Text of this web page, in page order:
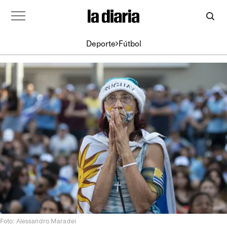
Deporte Fútbol
Foto: Alessandro Maradei